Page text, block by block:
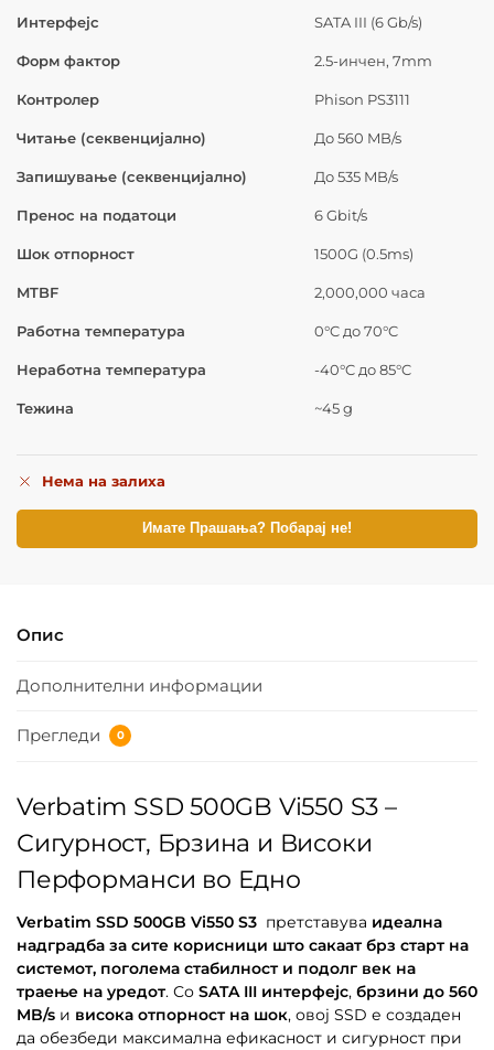
Интерфејс SATA III (6 Gb/s)
Форм фактор 2.5-инчен, 7mm
Контролер Phison PS3111
Читање (секвенцијално) До 560 MB/s
Запишување (секвенцијално) До 535 MB/s
Пренос на податоци 6 Gbit/s
Шок отпорност 1500G (0.5ms)
MTBF 2,000,000 часа
Работна температура 0°C до 70°C
Неработна температура -40°C до 85°C
Тежина ~45 g
Нема на залиха
Имате Прашања? Побарај не!
Опис
Дополнителни информации
Прегледи 0
Verbatim SSD 500GB Vi550 S3 –
Сигурност, Брзина и Високи
Перформанси во Едно
Verbatim SSD 500GB Vi550 S3 претставува идеална
надградба за сите корисници што сакаат брз старт на
системот, поголема стабилност и подолг век на
траење на уредот. Со SATA III интерфејс, брзини до 560
MB/s и висока отпорност на шок, овој SSD е создаден
да обезбеди максимална ефикасност и сигурност при